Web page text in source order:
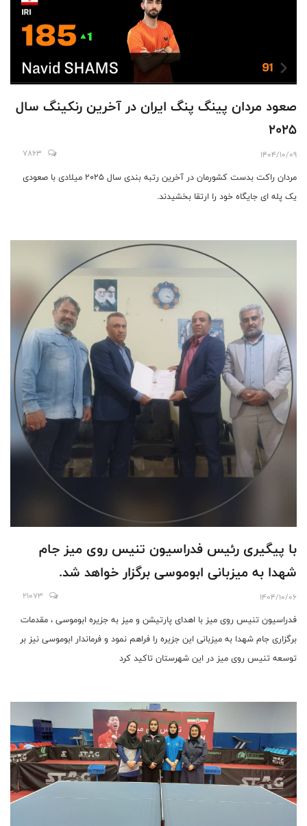
صعود مردان پینگ پنگ ایران در آخرین رنکینگ سال
۲۰۲۵
1404/10/09
7863
مردان راکت بدست کشورمان در آخرین رتبه بندی سال ۲۰۲۵ میلادی با صعودی
یک پله ای جایگاه خود را ارتقا بخشیدند.
با پيگيرى رئيس فدراسيون تنيس روى ميز جام
شهدا به ميزبانى ابوموسى برگزار خواهد شد.
1404/10/06
21073
فدراسيون تنيس روى ميز با اهداى پارتيشن و ميز به جزيره ابوموسى ، مقدمات
برگزارى جام شهدا به ميزبانى اين جزيره را فراهم نمود و فرماندار ابوموسی نیز بر
توسعه تنیس روی میز در این شهرستان تاکید کرد